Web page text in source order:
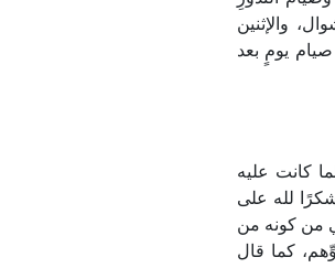
والإثنين
يومٍ بعد
كانت عليه
لله على
من كونه من
كما قال